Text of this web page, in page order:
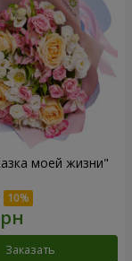
моей жизни"
Заказать